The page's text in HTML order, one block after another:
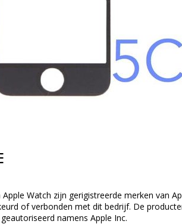
Watch zijn gerigistreerde merken van
of verbonden met dit bedrijf. De
namens Apple Inc.